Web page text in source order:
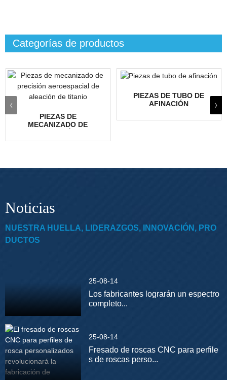
Categorías de productos
PIEZAS DE
MECANIZADO DE
AEROESPACIAL DE
PIEZAS DE TUBO DE
AFINACIÓN
Noticias
NUESTRA HUELLA, LIDERAZGOS, INNOVACIÓN, PRO
DUCTOS
25-08-14
Los fabricantes lograrán un espectro
completo...
25-08-14
Fresado de roscas CNC para perfile
s de roscas perso...